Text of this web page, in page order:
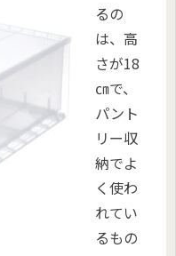
るの
は、高
さが18
㎝で、
パント
リー収
納でよ
く使わ
れてい
るもの